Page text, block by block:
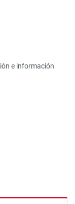
e información